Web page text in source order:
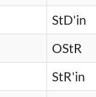
StD'in
OStR
StR'in